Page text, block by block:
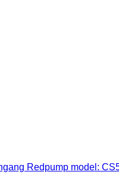
Redpump model: